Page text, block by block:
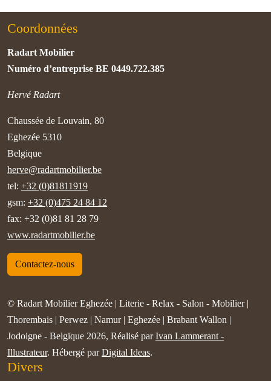
Coordonnées
Radart Mobilier
Numéro d’entreprise BE 0449.722.385
Hervé Radart
Chaussée de Louvain, 80
Eghezée 5310
Belgique
herve@radartmobilier.be
tel: +32 (0)81811919
gsm: +32 (0)475 24 84 12
fax: +32 (0)81 81 28 79
www.radartmobilier.be
Contactez-nous
© Radart Mobilier Eghezée | Literie - Relax - Salon - Mobilier |
Thorembais | Perwez | Namur | Eghezée | Brabant Wallon |
Jodoigne - Belgique 2026, Réalisé parIvan Lammerant -
Illustrateur. Hébergé parDigital Ideas.
Divers